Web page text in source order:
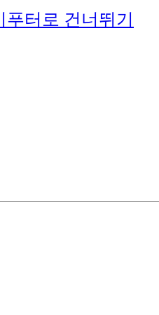
푸터로 건너뛰기